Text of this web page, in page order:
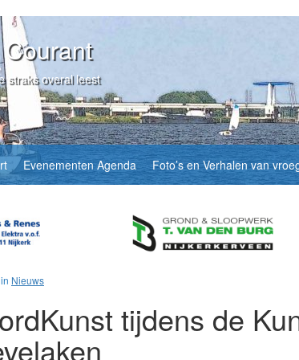
straks overal leest
Evenementen Agenda Foto’s en Verhalen van
Nieuws
tijdens de